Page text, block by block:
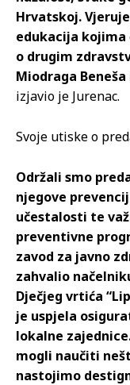
Hrvatskoj.
edukacija
o drugim
Miodraga
izjavio je Jurenac.
Svoje utiske o
Održali smo
njegove
učestalosti te
preventivne
zavod za javno
zahvalio
Dječjeg vrtića
je uspjela
lokalne
mogli naučiti
nastojimo